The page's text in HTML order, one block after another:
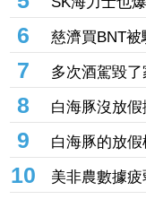
機密附在履
6
慈濟買BNT
間」 沈伯洋
圓」
7
多次酒駕毀
居長達13年
8
白海豚沒放
急澄清：兩
9
白海豚的放
準不一」
10
美非農數據
走強「這檔